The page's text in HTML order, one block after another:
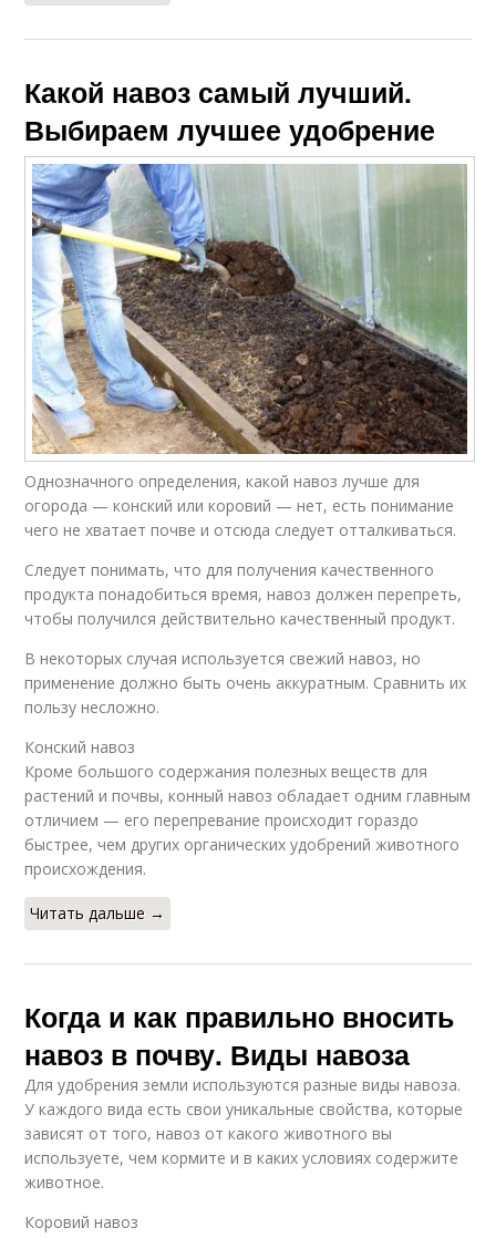
Какой навоз самый лучший.
Выбираем лучшее удобрение
Однозначного определения, какой навоз лучше для
огорода — конский или коровий — нет, есть понимание
чего не хватает почве и отсюда следует отталкиваться.
Следует понимать, что для получения качественного
продукта понадобиться время, навоз должен перепреть,
чтобы получился действительно качественный продукт.
В некоторых случая используется свежий навоз, но
применение должно быть очень аккуратным. Сравнить их
пользу несложно.
Конский навоз
Кроме большого содержания полезных веществ для
растений и почвы, конный навоз обладает одним главным
отличием — его перепревание происходит гораздо
быстрее, чем других органических удобрений животного
происхождения.
Читать дальше →
Когда и как правильно вносить
навоз в почву. Виды навоза
Для удобрения земли используются разные виды навоза.
У каждого вида есть свои уникальные свойства, которые
зависят от того, навоз от какого животного вы
используете, чем кормите и в каких условиях содержите
животное.
Коровий навоз